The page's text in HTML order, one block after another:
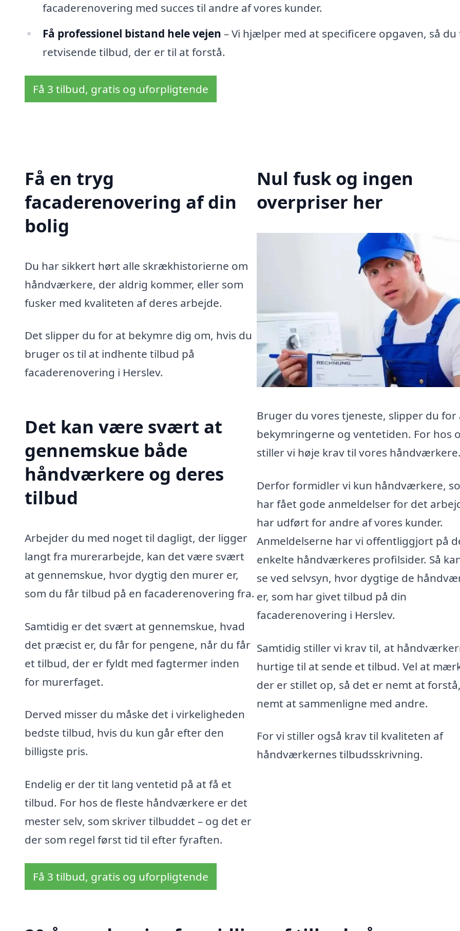
facaderenovering med succes til andre af vores kunder.
Få professionel bistand hele vejen – Vi hjælper med at specificere opgaven, så du
retvisende tilbud, der er til at forstå.
Få 3 tilbud, gratis og uforpligtende
Få en tryg
facaderenovering af din
bolig
Du har sikkert hørt alle skrækhistorierne om
håndværkere, der aldrig kommer, eller som
fusker med kvaliteten af deres arbejde.
Det slipper du for at bekymre dig om, hvis du
bruger os til at indhente tilbud på
facaderenovering i Herslev.
Det kan være svært at
gennemskue både
håndværkere og deres
tilbud
Arbejder du med noget til dagligt, der ligger
langt fra murerarbejde, kan det være svært
at gennemskue, hvor dygtig den murer er,
som du får tilbud på en facaderenovering fra.
Samtidig er det svært at gennemskue, hvad
det præcist er, du får for pengene, når du får
et tilbud, der er fyldt med fagtermer inden
for murerfaget.
Derved misser du måske det i virkeligheden
bedste tilbud, hvis du kun går efter den
billigste pris.
Endelig er der tit lang ventetid på at få et
tilbud. For hos de fleste håndværkere er det
mester selv, som skriver tilbuddet – og det er
der som regel først tid til efter fyraften.
Få 3 tilbud, gratis og uforpligtende
Nul fusk og ingen
overpriser her
Bruger du vores tjeneste, slipper du for
bekymringerne og ventetiden. For hos
stiller vi høje krav til vores håndværkere.
Derfor formidler vi kun håndværkere,
har fået gode anmeldelser for det
har udført for andre af vores kunder.
Anmeldelserne har vi offentliggjort på
enkelte håndværkeres profilsider. Så
se ved selvsyn, hvor dygtige de
er, som har givet tilbud på din
facaderenovering i Herslev.
Samtidig stiller vi krav til, at
hurtige til at sende et tilbud. Vel at
der er stillet op, så det er nemt at
nemt at sammenligne med andre.
For vi stiller også krav til kvaliteten af
håndværkernes tilbudsskrivning.